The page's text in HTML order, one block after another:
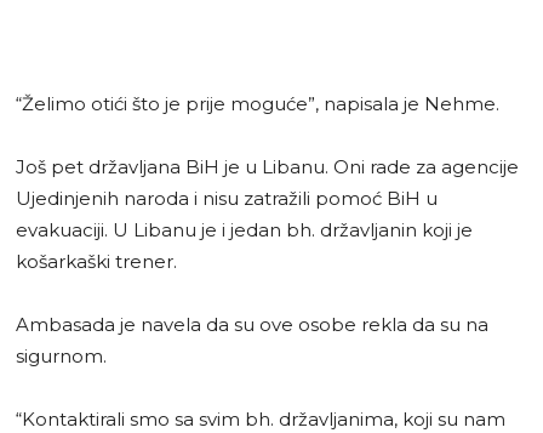
“Želimo otići što je prije moguće”, napisala je Nehme.
Još pet državljana BiH je u Libanu. Oni rade za agencije
Ujedinjenih naroda i nisu zatražili pomoć BiH u
evakuaciji. U Libanu je i jedan bh. državljanin koji je
košarkaški trener.
Ambasada je navela da su ove osobe rekla da su na
sigurnom.
“Kontaktirali smo sa svim bh. državljanima, koji su nam